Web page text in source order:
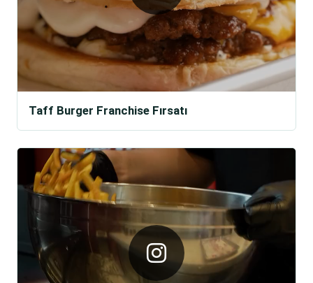
Taff Burger Franchise Fırsatı